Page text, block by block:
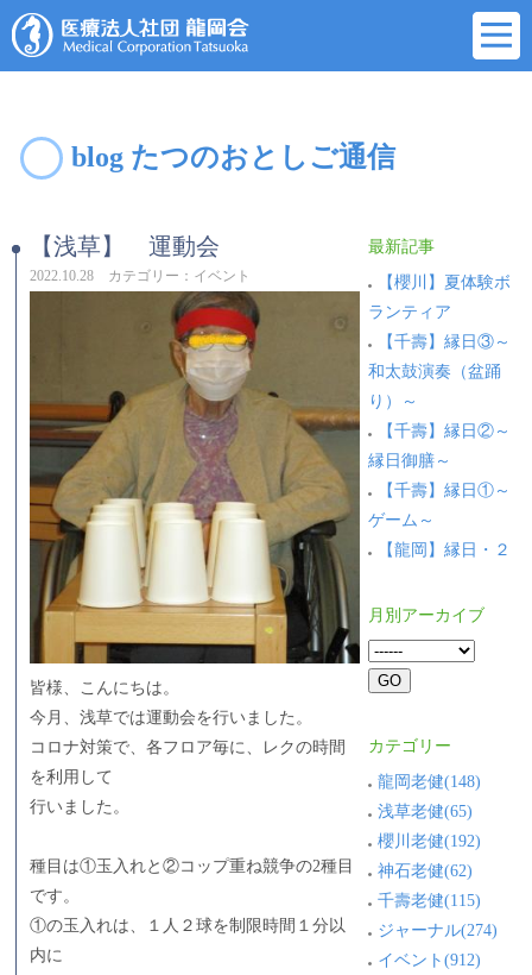
blog たつのおとしご通信
【浅草】 運動会
2022.10.28 カテゴリー：イベント
皆様、こんにちは。
今月、浅草では運動会を行いました。
コロナ対策で、各フロア毎に、レクの時間
を利用して
行いました。
種目は①玉入れと②コップ重ね競争の2種目
です。
①の玉入れは、１人２球を制限時間１分以
内に
最新記事
【櫻川】夏体験ボ
ランティア
【千壽】縁日③～
和太鼓演奏（盆踊
り）～
【千壽】縁日②～
縁日御膳～
【千壽】縁日①～
ゲーム～
【龍岡】縁日・２
月別アーカイブ
カテゴリー
龍岡老健(148)
浅草老健(65)
櫻川老健(192)
神石老健(62)
千壽老健(115)
ジャーナル(274)
イベント(912)